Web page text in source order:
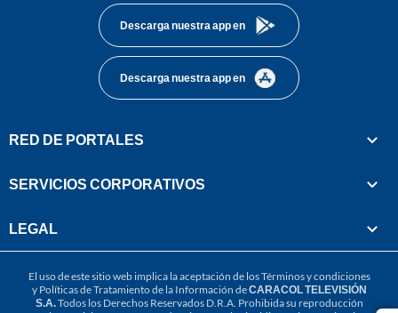
Descarga nuestra app en
Descarga nuestra app en
RED DE PORTALES
SERVICIOS CORPORATIVOS
LEGAL
El uso de este sitio web implica la aceptación de losTérminos y condiciones
y Políticas de Tratamiento de la Información deCARACOL TELEVISIÓN
S.A.Todos los Derechos Reservados D.R.A. Prohibida su reproducción